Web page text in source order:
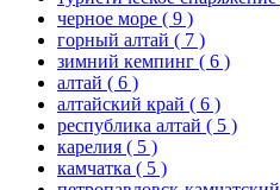
черное море ( 9 )
горный алтай ( 7 )
зимний кемпинг ( 6 )
алтай ( 6 )
алтайский край ( 6 )
республика алтай ( 5 )
карелия ( 5 )
камчатка ( 5 )